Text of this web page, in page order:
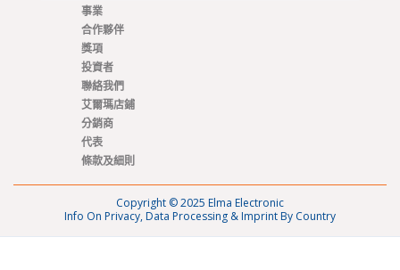
事業
合作夥伴
獎項
投資者
聯絡我們
艾爾瑪店鋪
分銷商
代表
條款及細則
Copyright © 2025 Elma Electronic
Info On Privacy, Data Processing & Imprint By Country